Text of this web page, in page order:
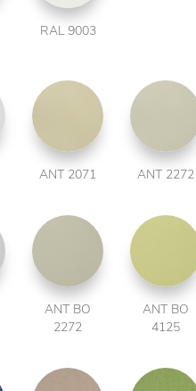
RAL 9003
ANT 2071 ANT 2272
ANT BO
2272
ANT BO
4125